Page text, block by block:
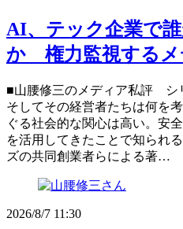
AI、テック企業で
か 権力監視するメ
■山腰修三のメディア私評 シ
そしてその経営者たちは何を
ぐる社会的な関心は高い。安
を活用してきたことで知られ
ズの共同創業者らによる著…
2026/8/7 11:30